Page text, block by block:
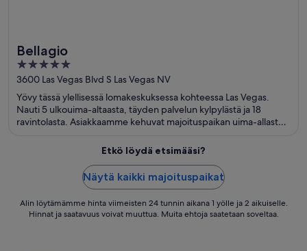
Bellagio
5
out
of
5
3600 Las Vegas Blvd S Las Vegas NV
Yövy tässä ylellisessä lomakeskuksessa kohteessa Las Vegas.
Nauti 5 ulkouima-altaasta, täyden palvelun kylpylästä ja 18
ravintolasta. Asiakkaamme kehuvat majoituspaikan uima-allasta
The Cosmopolitan Casino, jotka ovat suosittuja nähtävyyksiä.
Etkö löydä etsimääsi?
Näytä kaikki majoituspaikat
Alin löytämämme hinta viimeisten 24 tunnin aikana 1 yölle ja 2 aikuiselle.
Hinnat ja saatavuus voivat muuttua. Muita ehtoja saatetaan soveltaa.